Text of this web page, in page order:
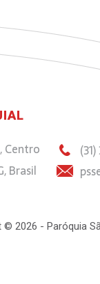
Centro
Brasil
© 2026 -